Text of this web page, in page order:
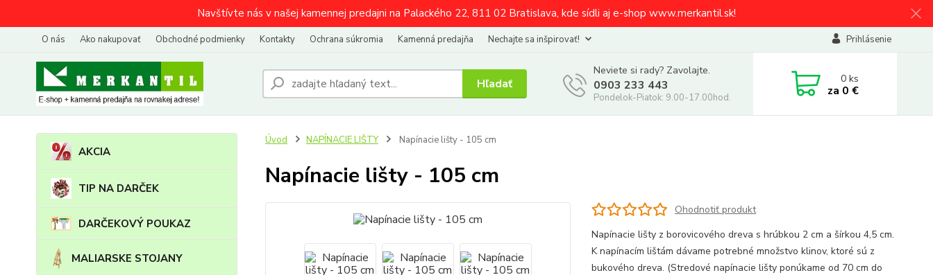
Navštívte nás v našej kamennej predajni na Palackého 22, 811 02 Bratislava, kde sídli aj e-shop www.merkantil.sk!
O nás Ako nakupovať Obchodné podmienky Kontakty Ochrana súkromia Kamenná predajňa Nechajte sa inšpirovať! Prihlásenie
Hľadať
Neviete si rady? Zavolajte.
0903 233 443
Pondelok-Piatok: 9.00-17.00hod.
0ks
za 0 €
AKCIA
TIP NA DARČEK
DARČEKOVÝ POUKAZ
MALIARSKE STOJANY
Úvod NAPÍNACIE LIŠTY Napínacie lišty - 105 cm
Napínacie lišty - 105 cm
Ohodnotiť produkt
Napínacie lišty z borovicového dreva s hrúbkou 2 cm a šírkou 4,5 cm.
K napínacím lištám dávame potrebné množstvo klinov, ktoré sú z
bukového dreva. (Stredové napínacie lišty ponúkame od 70 cm do